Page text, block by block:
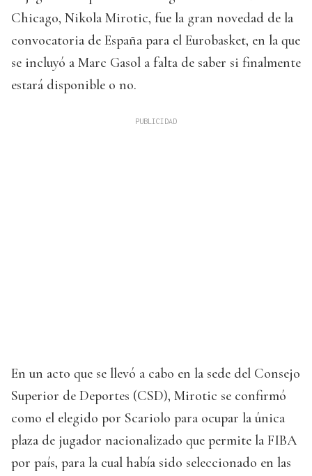
Chicago, Nikola Mirotic, fue la gran novedad de la
convocatoria de España para el Eurobasket, en la que
se incluyó a Marc Gasol a falta de saber si finalmente
estará disponible o no.
En un acto que se llevó a cabo en la sede del Consejo
Superior de Deportes (CSD), Mirotic se confirmó
como el elegido por Scariolo para ocupar la única
plaza de jugador nacionalizado que permite la FIBA
por país, para la cual había sido seleccionado en las